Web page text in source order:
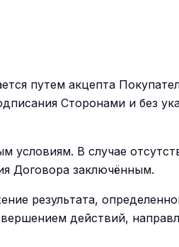
путем акцепта
Сторонами и без
условиям. В случае
Договора заключённым.
результата,
действий,